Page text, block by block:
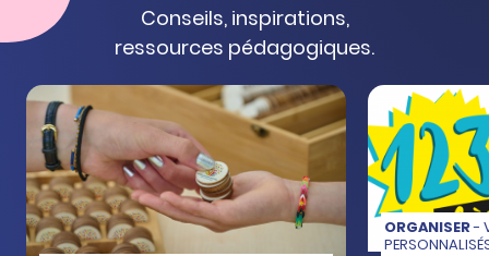
Conseils, inspirations,
ressources pédagogiques.
ORGANISER-